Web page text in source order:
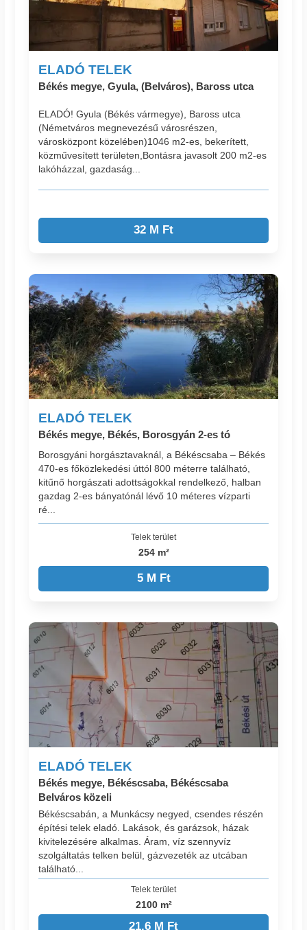
ELADÓ TELEK
Békés megye, Gyula, (Belváros), Baross utca
ELADÓ! Gyula (Békés vármegye), Baross utca
(Németváros megnevezésű városrészen,
városközpont közelében)1046 m2-es, bekerített,
közművesített területen,Bontásra javasolt 200 m2-es
lakóházzal, gazdaság...
32 M Ft
ELADÓ TELEK
Békés megye, Békés, Borosgyán 2-es tó
Borosgyáni horgásztavaknál, a Békéscsaba – Békés
470-es főközlekedési úttól 800 méterre található,
kitűnő horgászati adottságokkal rendelkező, halban
gazdag 2-es bányatónál lévő 10 méteres vízparti
ré...
Telek terület
254 m²
5 M Ft
ELADÓ TELEK
Békés megye, Békéscsaba, Békéscsaba
Belváros közeli
Békéscsabán, a Munkácsy negyed, csendes részén
építési telek eladó. Lakások, és garázsok, házak
kivitelezésére alkalmas. Áram, víz szennyvíz
szolgáltatás telken belül, gázvezeték az utcában
található...
Telek terület
2100 m²
21.6 M Ft